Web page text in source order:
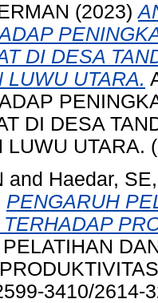
(2023)
DI DESA
LUWU UTARA.
DI DESA
LUWU UTARA.
and Haedar,
PENGARUH
3410/2614-